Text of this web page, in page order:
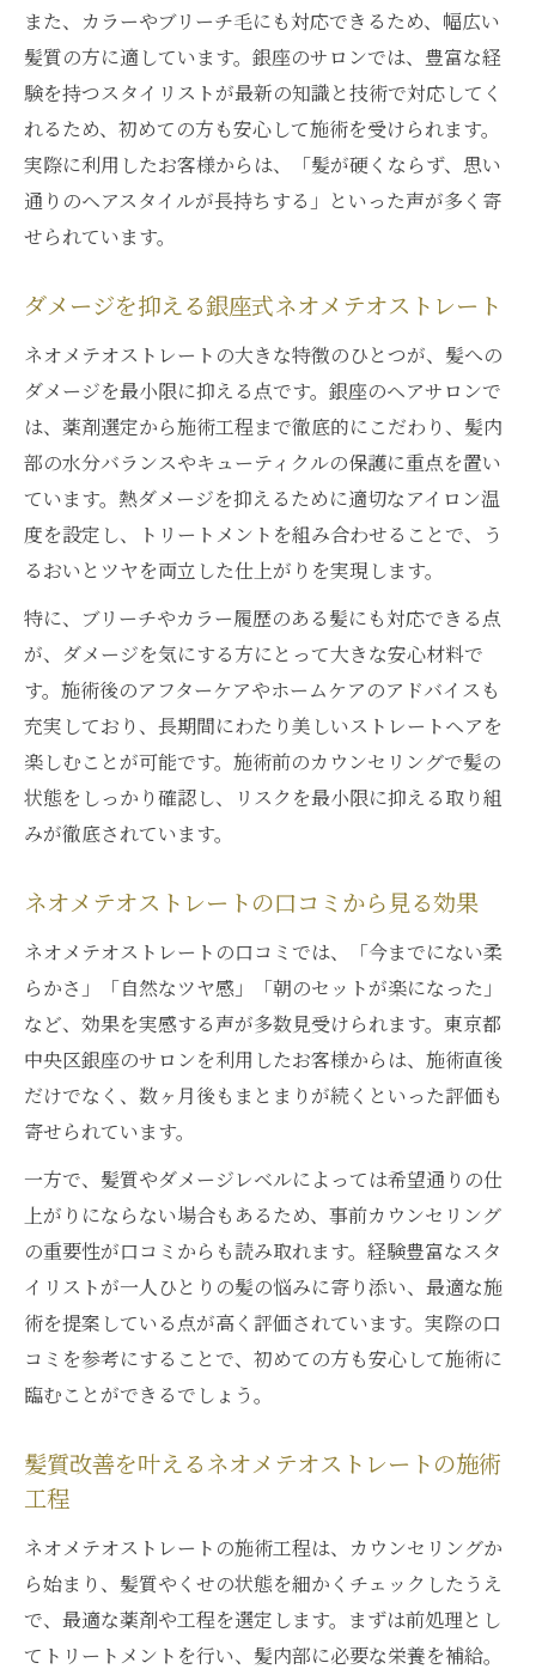
縮毛矯正で硬さを感じた方にネオメテオス
トレートを
ネオメテオストレートが叶えるふんわり自
然な仕上がり
柔らかさ重視の髪質改善はネオメテオスト
レートで
口コミでも高評価の柔らかさを実現する施
術方法
ト
ネオメテオストレートの口コミで分かる髪
質改善力
実際の口コミが証明するネオメテオストレ
ネオメテオストレート体験者のリアルな声
口コミで話題のネオメテオストレートの満
足度
口コミから学ぶネオメテオストレートのポ
イント
ダメージを抑えたいあなたに最適な縮毛矯正法
ネオメテオストレートでダメージを最小限
ダメージレスな縮毛矯正ならネオメテオス
トレート
ネオメテオストレートのトリートメント効
果を実感
ダメージが気になる方にネオメテオストレ
ートを推奨
ネオメテオストレートの施術工程と髪への
優しさ
また、カラーやブリーチ毛にも対応できるため、幅広い
髪質の方に適しています。銀座のサロンでは、豊富な経
験を持つスタイリストが最新の知識と技術で対応してく
れるため、初めての方も安心して施術を受けられます。
実際に利用したお客様からは、「髪が硬くならず、思い
通りのヘアスタイルが長持ちする」といった声が多く寄
せられています。
ダメージを抑える銀座式ネオメテオストレート
ネオメテオストレートの大きな特徴のひとつが、髪への
ダメージを最小限に抑える点です。銀座のヘアサロンで
は、薬剤選定から施術工程まで徹底的にこだわり、髪内
部の水分バランスやキューティクルの保護に重点を置い
ています。熱ダメージを抑えるために適切なアイロン温
度を設定し、トリートメントを組み合わせることで、う
るおいとツヤを両立した仕上がりを実現します。
特に、ブリーチやカラー履歴のある髪にも対応できる点
が、ダメージを気にする方にとって大きな安心材料で
す。施術後のアフターケアやホームケアのアドバイスも
充実しており、長期間にわたり美しいストレートヘアを
楽しむことが可能です。施術前のカウンセリングで髪の
状態をしっかり確認し、リスクを最小限に抑える取り組
みが徹底されています。
ネオメテオストレートの口コミから見る効果
ネオメテオストレートの口コミでは、「今までにない柔
らかさ」「自然なツヤ感」「朝のセットが楽になった」
など、効果を実感する声が多数見受けられます。東京都
中央区銀座のサロンを利用したお客様からは、施術直後
だけでなく、数ヶ月後もまとまりが続くといった評価も
寄せられています。
一方で、髪質やダメージレベルによっては希望通りの仕
上がりにならない場合もあるため、事前カウンセリング
の重要性が口コミからも読み取れます。経験豊富なスタ
イリストが一人ひとりの髪の悩みに寄り添い、最適な施
術を提案している点が高く評価されています。実際の口
コミを参考にすることで、初めての方も安心して施術に
臨むことができるでしょう。
髪質改善を叶えるネオメテオストレートの施術
工程
ネオメテオストレートの施術工程は、カウンセリングか
ら始まり、髪質やくせの状態を細かくチェックしたうえ
で、最適な薬剤や工程を選定します。まずは前処理とし
てトリートメントを行い、髪内部に必要な栄養を補給。